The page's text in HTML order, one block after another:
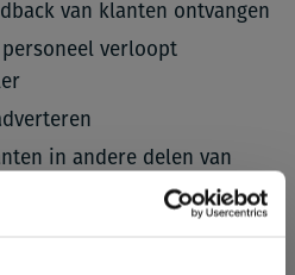
van klanten ontvangen
verloopt
in andere delen van